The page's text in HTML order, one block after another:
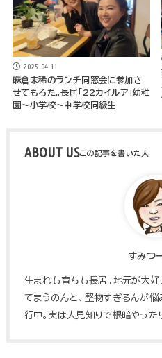
2025.04.11
麻倉未稀のランチ同窓会に参加さ
せてもろた。長居「22カイルア」幼稚
園～小学校～中学校同級生
ABOUT US
すみつ
生まれも育ちも長居。地元が大
てまうのんと、堅物すぎるんが悩
行中。実は人見知りで根暗やった